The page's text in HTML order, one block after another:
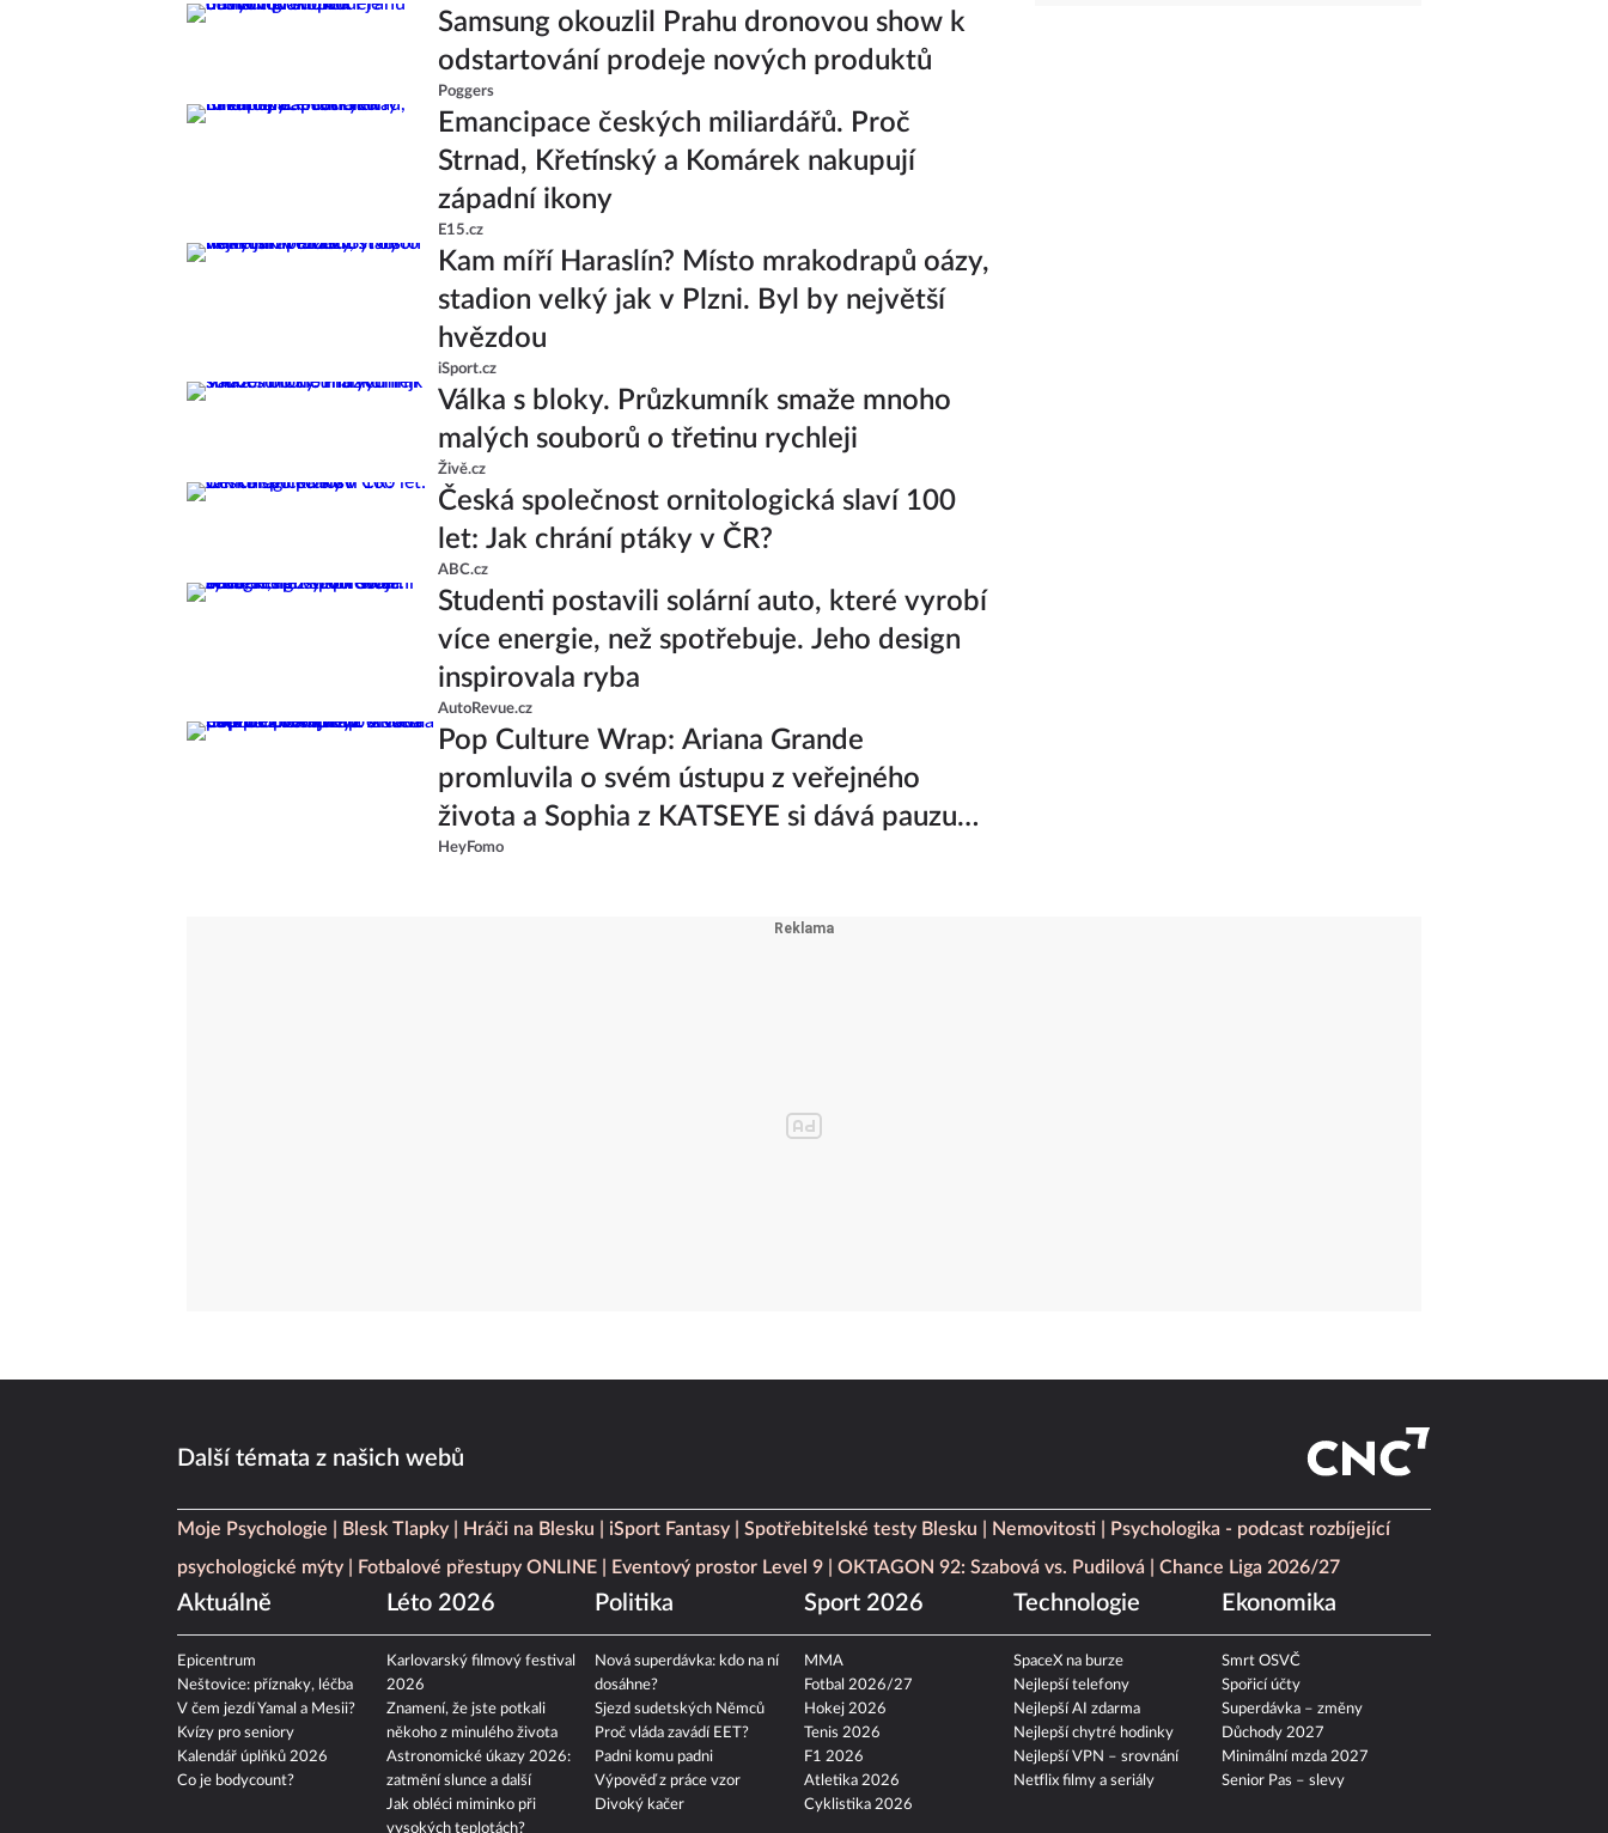
Samsung okouzlil Prahu dronovou show k
odstartování prodeje nových produktů
Poggers
Emancipace českých miliardářů. Proč
Strnad, Křetínský a Komárek nakupují
západní ikony
E15.cz
Kam míří Haraslín? Místo mrakodrapů oázy,
stadion velký jak v Plzni. Byl by největší
hvězdou
iSport.cz
Válka s bloky. Průzkumník smaže mnoho
malých souborů o třetinu rychleji
Živě.cz
Česká společnost ornitologická slaví 100
let: Jak chrání ptáky v ČR?
ABC.cz
Studenti postavili solární auto, které vyrobí
více energie, než spotřebuje. Jeho design
inspirovala ryba
AutoRevue.cz
Pop Culture Wrap: Ariana Grande
promluvila o svém ústupu z veřejného
života a Sophia z KATSEYE si dává pauzu
od skupiny
HeyFomo
Další témata z našich webů
Moje Psychologie Blesk Tlapky Hráči na Blesku iSport Fantasy Spotřebitelské testy Blesku Nemovitosti
Psychologika - podcast rozbíjející
psychologické mýty
Fotbalové přestupy ONLINE Eventový prostor Level 9 OKTAGON 92: Szabová vs. Pudilová Chance Liga 2026/27
Aktuálně
Epicentrum
Neštovice: příznaky, léčba
V čem jezdí Yamal a Mesii?
Kvízy pro seniory
Kalendář úplňků 2026
Co je bodycount?
Léto 2026
Karlovarský filmový festival
2026
Znamení, že jste potkali
někoho z minulého života
Astronomické úkazy 2026:
zatmění slunce a další
Jak obléci miminko při
vysokých teplotách?
Politika
Nová superdávka: kdo na ní
dosáhne?
Sjezd sudetských Němců
Proč vláda zavádí EET?
Padni komu padni
Výpověď z práce vzor
Divoký kačer
Sport 2026
MMA
Fotbal 2026/27
Hokej 2026
Tenis 2026
F1 2026
Atletika 2026
Cyklistika 2026
Technologie
SpaceX na burze
Nejlepší telefony
Nejlepší AI zdarma
Nejlepší chytré hodinky
Nejlepší VPN – srovnání
Netflix filmy a seriály
Ekonomika
Smrt OSVČ
Spořicí účty
Superdávka – změny
Důchody 2027
Minimální mzda 2027
Senior Pas – slevy